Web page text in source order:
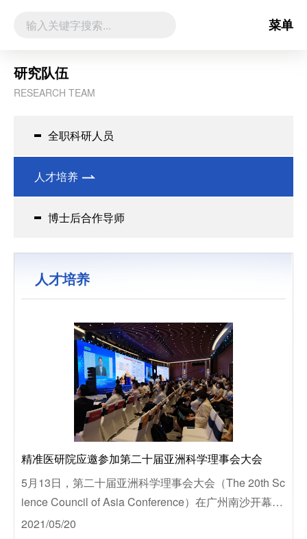
菜单
研究队伍
RESEARCH TEAM
全职科研人员
人才培养
博士后合作导师
人才培养
精准医研院应邀参加第二十届亚洲科学理事会大会
5月13日，第二十届亚洲科学理事会大会（The 20th Sc
ience Council of Asia Conference）在广州南沙开幕。
粤港澳大湾区精准医学研究院受邀参加本次大会。
2021/05/20